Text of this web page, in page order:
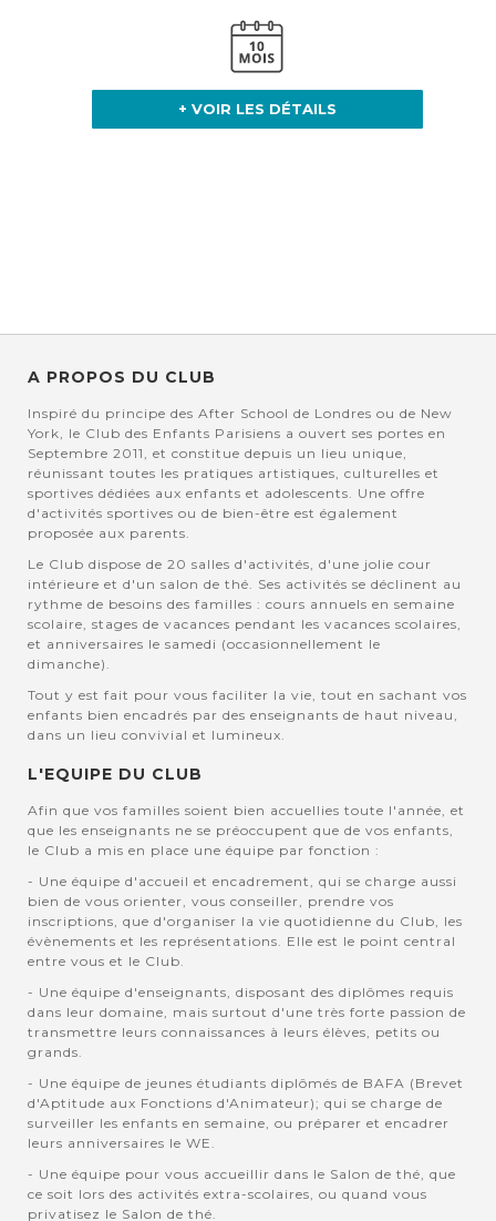
+ VOIR LES DÉTAILS
A PROPOS DU CLUB
Inspiré du principe des After School de Londres ou de New
York, le Club des Enfants Parisiens a ouvert ses portes en
Septembre 2011, et constitue depuis un lieu unique,
réunissant toutes les pratiques artistiques, culturelles et
sportives dédiées aux enfants et adolescents. Une offre
d'activités sportives ou de bien-être est également
proposée aux parents.
Le Club dispose de 20 salles d'activités, d'une jolie cour
intérieure et d'un salon de thé. Ses activités se déclinent au
rythme de besoins des familles : cours annuels en semaine
scolaire, stages de vacances pendant les vacances scolaires,
et anniversaires le samedi (occasionnellement le
dimanche).
Tout y est fait pour vous faciliter la vie, tout en sachant vos
enfants bien encadrés par des enseignants de haut niveau,
dans un lieu convivial et lumineux.
L'EQUIPE DU CLUB
Afin que vos familles soient bien accuellies toute l'année, et
que les enseignants ne se préoccupent que de vos enfants,
le Club a mis en place une équipe par fonction :
- Une équipe d'accueil et encadrement, qui se charge aussi
bien de vous orienter, vous conseiller, prendre vos
inscriptions, que d'organiser la vie quotidienne du Club, les
évènements et les représentations. Elle est le point central
entre vous et le Club.
- Une équipe d'enseignants, disposant des diplômes requis
dans leur domaine, mais surtout d'une très forte passion de
transmettre leurs connaissances à leurs élèves, petits ou
grands.
- Une équipe de jeunes étudiants diplômés de BAFA (Brevet
d'Aptitude aux Fonctions d'Animateur); qui se charge de
surveiller les enfants en semaine, ou préparer et encadrer
leurs anniversaires le WE.
- Une équipe pour vous accueillir dans le Salon de thé, que
ce soit lors des activités extra-scolaires, ou quand vous
privatisez le Salon de thé.